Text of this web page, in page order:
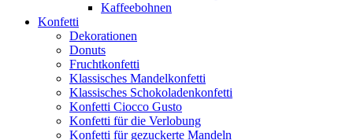
Kaffeebohnen
Konfetti
Dekorationen
Donuts
Fruchtkonfetti
Klassisches Mandelkonfetti
Klassisches Schokoladenkonfetti
Konfetti Ciocco Gusto
Konfetti für die Verlobung
Konfetti für gezuckerte Mandeln